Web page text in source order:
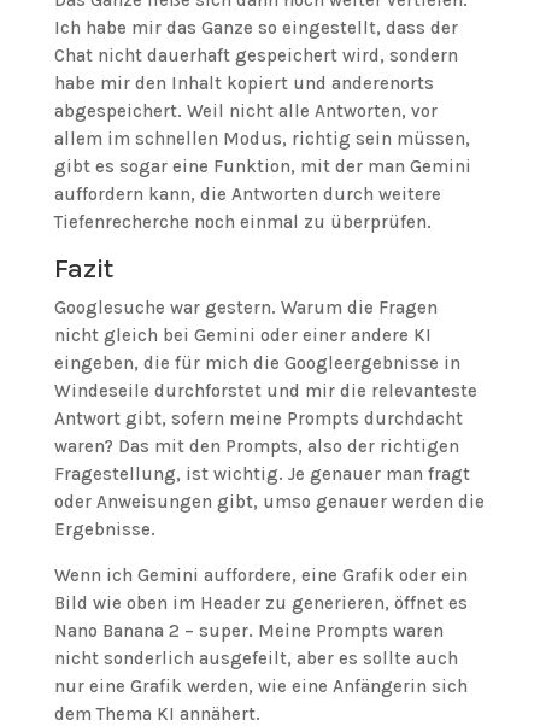
Ich habe mir das Ganze so eingestellt, dass der
Chat nicht dauerhaft gespeichert wird, sondern
habe mir den Inhalt kopiert und anderenorts
abgespeichert. Weil nicht alle Antworten, vor
allem im schnellen Modus, richtig sein müssen,
gibt es sogar eine Funktion, mit der man Gemini
auffordern kann, die Antworten durch weitere
Tiefenrecherche noch einmal zu überprüfen.
Fazit
Googlesuche war gestern. Warum die Fragen
nicht gleich bei Gemini oder einer andere KI
eingeben, die für mich die Googleergebnisse in
Windeseile durchforstet und mir die relevanteste
Antwort gibt, sofern meine Prompts durchdacht
waren? Das mit den Prompts, also der richtigen
Fragestellung, ist wichtig. Je genauer man fragt
oder Anweisungen gibt, umso genauer werden die
Ergebnisse.
Wenn ich Gemini auffordere, eine Grafik oder ein
Bild wie oben im Header zu generieren, öffnet es
Nano Banana 2 – super. Meine Prompts waren
nicht sonderlich ausgefeilt, aber es sollte auch
nur eine Grafik werden, wie eine Anfängerin sich
dem Thema KI annähert.